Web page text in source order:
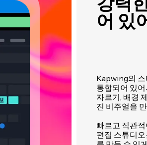
어 있
Kapwing의
통합되어 있
자르기, 배경
진 비주얼을
빠르고 직관
편집 스튜디